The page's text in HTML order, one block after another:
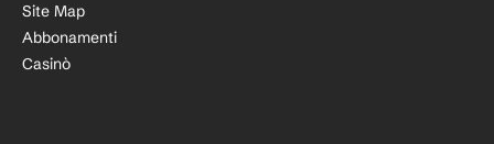
Site Map
Abbonamenti
Casinò